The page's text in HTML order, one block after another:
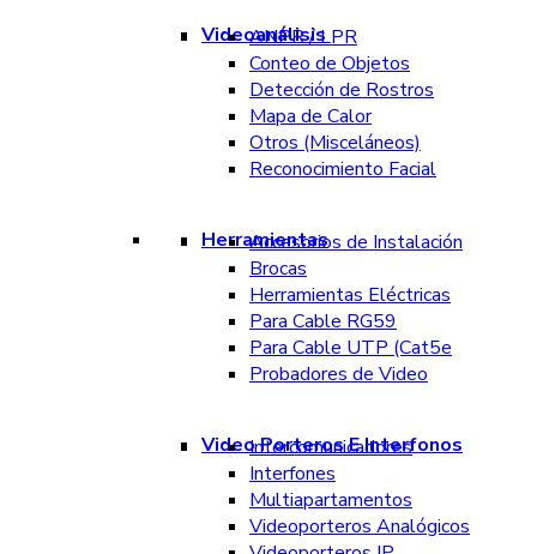
Videoanálisis
ANPR / LPR
Conteo de Objetos
Detección de Rostros
Mapa de Calor
Otros (Misceláneos)
Reconocimiento Facial
Herramientas
Accesorios de Instalación
Brocas
Herramientas Eléctricas
Para Cable RG59
Para Cable UTP (Cat5e
Probadores de Video
Video Porteros E Interfonos
Intercomunicadores
Interfones
Multiapartamentos
Videoporteros Analógicos